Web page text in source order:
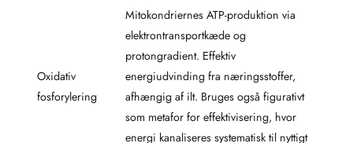
Oxidativ
fosforylering
Mitokondriernes ATP-produktion via
elektrontransportkæde og
protongradient. Effektiv
energiudvinding fra næringsstoffer,
afhængig af ilt. Bruges også figurativt
som metafor for effektivisering, hvor
energi kanaliseres systematisk til nyttigt